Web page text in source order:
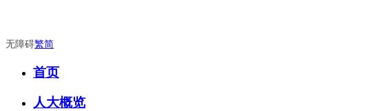
无障碍繁简
首页
人大概览